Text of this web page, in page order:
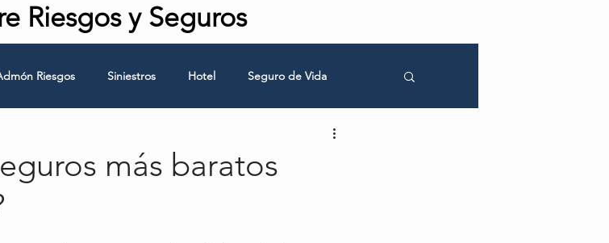
Riesgos y Seguros
Riesgos Siniestros Hotel Seguro de Vida
más baratos